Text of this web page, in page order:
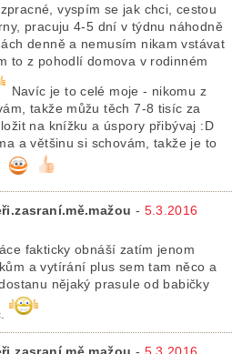
vyspím se jak chci, cestou
pracuju 4-5 dní v týdnu náhodně
denně a nemusím nikam vstávat
to z pohodlí domova v rodinném
Navíc je to celé moje - nikomu z
takže můžu těch 7-8 tisíc za
na knížku a úspory přibývaj :D
a většinu si schovám, takže je to
- 5.3.2016
fakticky obnáší zatím jenom
a vytírání plus sem tam něco a
nějaký prasule od babičky